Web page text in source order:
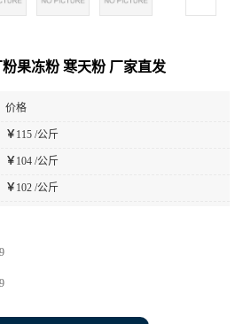
果冻粉 寒天粉 厂家直发
价格
￥ 115 /公斤
￥ 104 /公斤
￥ 102 /公斤